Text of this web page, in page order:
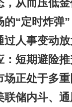
从而压低
“定时炸弹
人事变动
短期避险
正处于多
储内斗、